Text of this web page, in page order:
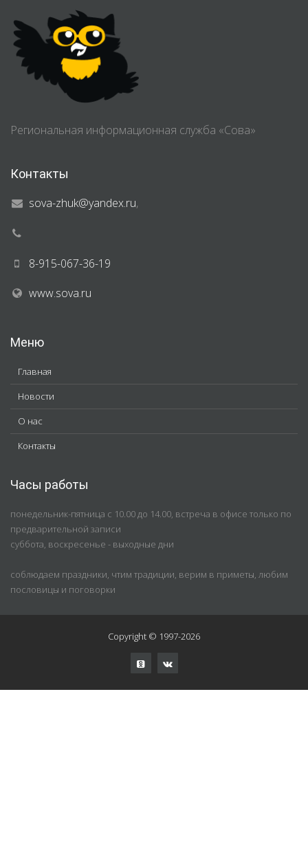
Региональная информационная служба «Сова»
Контакты
sova-zhuk@yandex.ru,
8-915-067-36-19
www.sova.ru
Меню
Главная
Новости
О нас
Контакты
Часы работы
понедельник-пятница с 10.00 до 14.00, встреча в офисе только по
предварительной записи
суббота, воскресенье - выходные дни
соблюдаем праздники, чтим традиции, верим в приметы, любим
пословицы и поговорки
Copyright © 1997-2026